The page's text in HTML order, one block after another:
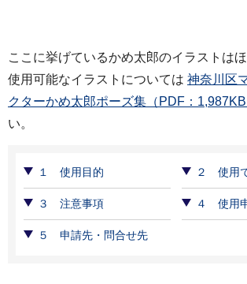
ここに挙げているかめ太郎のイラストはほ
使用可能なイラストについては 神奈川区
クターかめ太郎ポーズ集（PDF：1,987KB
い。
１ 使用目的 ２ 使用
３ 注意事項 ４ 使用
５ 申請先・問合せ先